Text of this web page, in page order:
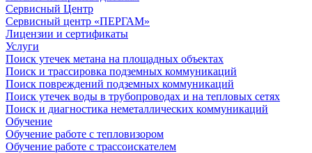
Сервисный Центр
Сервисный центр «ПЕРГАМ»
Лицензии и сертификаты
Услуги
Поиск утечек метана на площадных объектах
Поиск и трассировка подземных коммуникаций
Поиск повреждений подземных коммуникаций
Поиск утечек воды в трубопроводах и на тепловых сетях
Поиск и диагностика неметаллических коммуникаций
Обучение
Обучение работе с тепловизором
Обучение работе с трассоискателем